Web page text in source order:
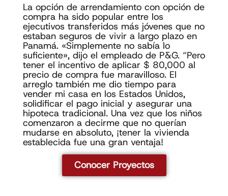
La opción de arrendamiento con opción de
compra ha sido popular entre los
ejecutivos transferidos más jóvenes que no
estaban seguros de vivir a largo plazo en
Panamá. «Simplemente no sabía lo
suficiente», dijo el empleado de P&G. “Pero
tener el incentivo de aplicar $ 80,000 al
precio de compra fue maravilloso. El
arreglo también me dio tiempo para
vender mi casa en los Estados Unidos,
solidificar el pago inicial y asegurar una
hipoteca tradicional. Una vez que los niños
comenzaron a decirme que no querían
mudarse en absoluto, ¡tener la vivienda
establecida fue una gran ventaja!
Conocer Proyectos